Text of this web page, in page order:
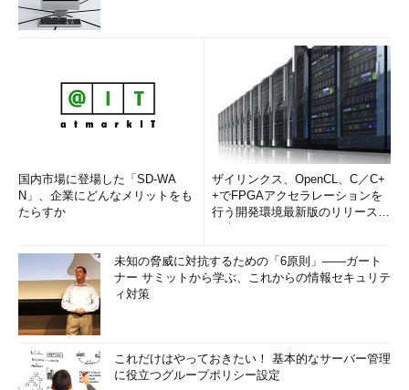
ェックします。ネットワークの性能がサービスレベルとして管理
されることも多くなってきています。サービスレベルの順守状況
を把握するという観点からも、性能監視は非常に重要なタスクと
1.MIBによる性能監視
図4 MIBによる障害監視
ネットワーク機器の性能監視にはSNMPを活用することが一般
的です。性能監視には定期的なカウンタのチェックが必要になる
です。
国内市場に登場した「SD-WA
N」、企業にどんなメリットをも
たらすか
ザイリンクス、OpenCL、C／C+
+でFPGAアクセラレーションを
行う開発環境最新版のリリースを
未知の脅威に対抗するための「6原則」――ガート
ナー サミットから学ぶ、これからの情報セキュリテ
ィ対策
これだけはやっておきたい！ 基本的なサーバー管理
に役立つグループポリシー設定